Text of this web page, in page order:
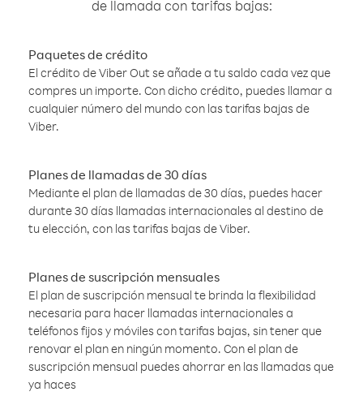
de llamada con tarifas bajas:
Paquetes de crédito
El crédito de Viber Out se añade a tu saldo cada vez que
compres un importe. Con dicho crédito, puedes llamar a
cualquier número del mundo con las tarifas bajas de
Viber.
Planes de llamadas de 30 días
Mediante el plan de llamadas de 30 días, puedes hacer
durante 30 días llamadas internacionales al destino de
tu elección, con las tarifas bajas de Viber.
Planes de suscripción mensuales
El plan de suscripción mensual te brinda la flexibilidad
necesaria para hacer llamadas internacionales a
teléfonos fijos y móviles con tarifas bajas, sin tener que
renovar el plan en ningún momento. Con el plan de
suscripción mensual puedes ahorrar en las llamadas que
ya haces